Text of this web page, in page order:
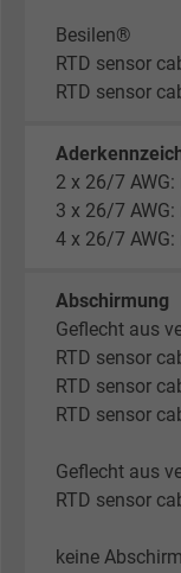
Besilen®
RTD sensor
RTD sensor
2 x 26/7
3 x 26/7
4 x 26/7
Abschirmung
Geflecht aus
RTD sensor
RTD sensor
RTD sensor
Geflecht aus
RTD sensor
keine